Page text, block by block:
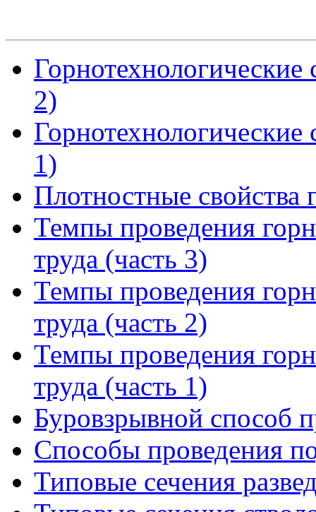
Горнотехнологические
2)
Горнотехнологические
1)
Плотностные свойства
Темпы проведения
труда (часть 3)
Темпы проведения
труда (часть 2)
Темпы проведения
труда (часть 1)
Буровзрывной способ
Способы проведения
Типовые сечения